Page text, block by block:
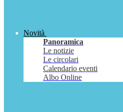
Novità
Panoramica
Le notizie
Le circolari
Calendario eventi
Albo Online